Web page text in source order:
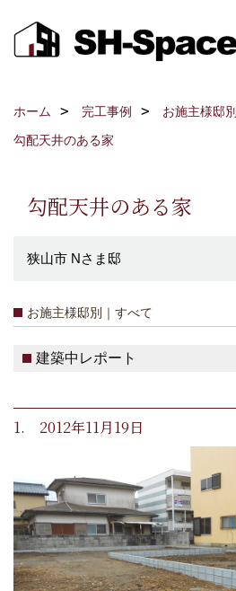
ホーム 完工事例 お施主様邸別
勾配天井のある家
勾配天井のある家
狭山市 Nさま邸
お施主様邸別｜すべて
建築中レポート
1. 2012年11月19日